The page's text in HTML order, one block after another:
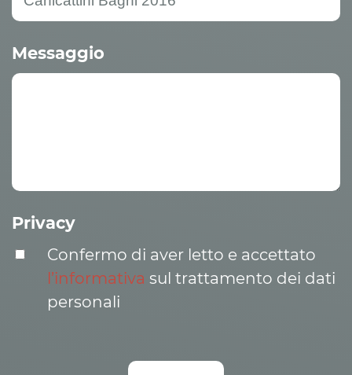
Messaggio
Privacy
Confermo di aver letto e accettato
l’informativa sul trattamento dei dati
personali